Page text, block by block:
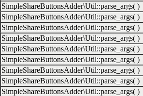
SimpleShareButtonsAdder\Util::parse_args( )
SimpleShareButtonsAdder\Util::parse_args( )
SimpleShareButtonsAdder\Util::parse_args( )
SimpleShareButtonsAdder\Util::parse_args( )
SimpleShareButtonsAdder\Util::parse_args( )
SimpleShareButtonsAdder\Util::parse_args( )
SimpleShareButtonsAdder\Util::parse_args( )
SimpleShareButtonsAdder\Util::parse_args( )
SimpleShareButtonsAdder\Util::parse_args( )